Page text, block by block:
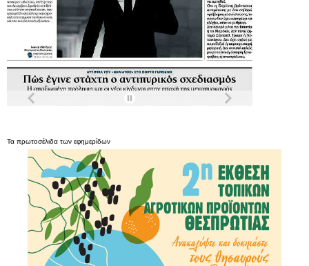
Τα πρωτοσέλιδα των εφημερίδων